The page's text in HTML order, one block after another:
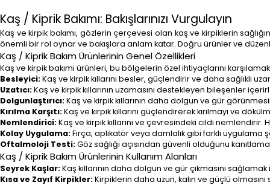
Kaş / Kiprik Bakımı: Bakışlarınızı Vurgulayın
Kaş ve kirpik bakımı, gözlerin çerçevesi olan kaş ve kirpiklerin
önemli bir rol oynar ve bakışlara anlam katar. Doğru ürünler ve düzenli
Kaş / Kiprik Bakım Ürünlerinin Genel Özellikleri
Kaş ve kirpik bakımı ürünleri, bu bölgelerin özel ihtiyaçlarını
Besleyici:Kaş ve kirpik kıllarını besler, güçlendirir ve daha sağlıklı
Uzatıcı:Kaş ve kirpik kıllarının uzamasını destekleyen bileşenler
Dolgunlaştırıcı:Kaş ve kirpik kıllarının daha dolgun ve gür
Kırılma Karşıtı:Kaş ve kirpik kıllarını güçlendirerek kırılmayı ve
Nemlendirici:Kaş ve kirpik kıllarını ve çevresindeki cildi
Kolay Uygulama:Fırça, aplikatör veya damlalık gibi farklı
Oftalmoloji Testi:Göz sağlığı açısından güvenli olduğunu
Kaş / Kiprik Bakım Ürünlerinin Kullanım Alanları
Seyrek Kaşlar:Kaş kıllarının daha dolgun ve gür çıkmasını sağlamak
Kısa ve Zayıf Kirpikler:Kirpiklerin daha uzun, kalın ve güçlü olmasını